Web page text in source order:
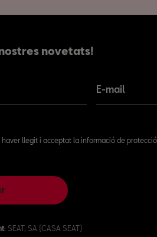
novetats!
E-mail
llegit i acceptat la informació de
: SEAT, SA (CASA SEAT)